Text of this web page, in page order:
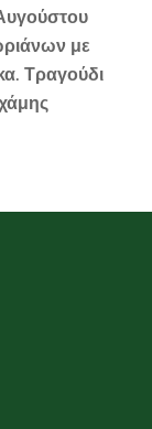
υγούστου
ιάνων με
α. Τραγούδι
άμης